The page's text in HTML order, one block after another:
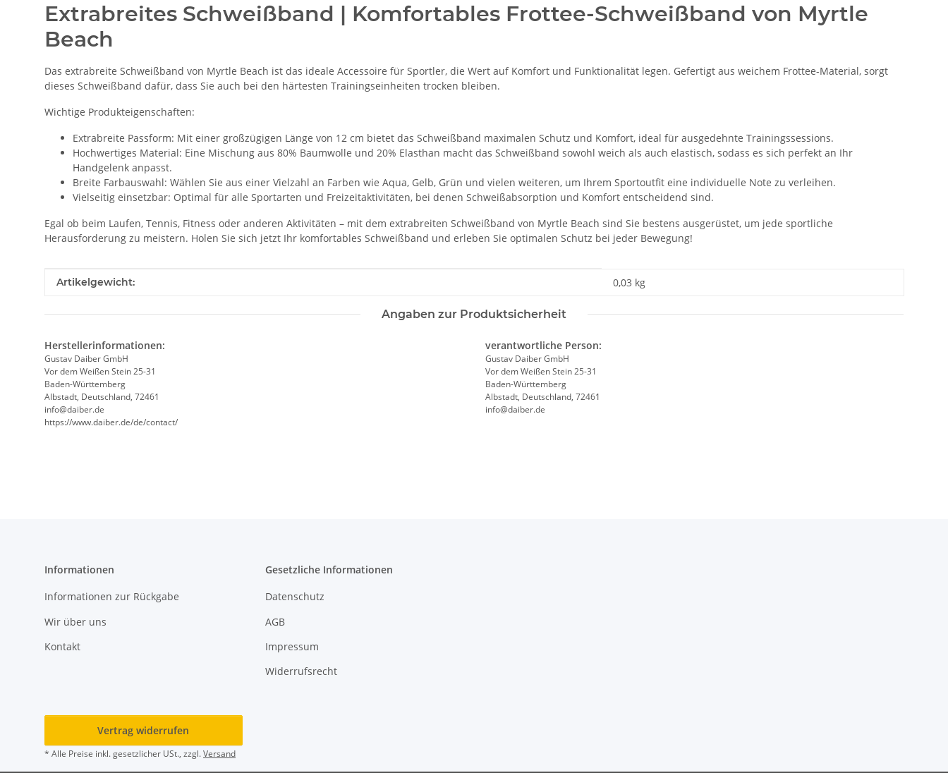
Extrabreites Schweißband | Komfortables Frottee-Schweißband von Myrtle
Beach
Das extrabreite Schweißband von Myrtle Beach ist das ideale Accessoire für Sportler, die Wert auf Komfort und Funktionalität legen. Gefertigt aus weichem Frottee-Material, sorgt
dieses Schweißband dafür, dass Sie auch bei den härtesten Trainingseinheiten trocken bleiben.
Wichtige Produkteigenschaften:
Extrabreite Passform: Mit einer großzügigen Länge von 12 cm bietet das Schweißband maximalen Schutz und Komfort, ideal für ausgedehnte Trainingssessions.
Hochwertiges Material: Eine Mischung aus 80% Baumwolle und 20% Elasthan macht das Schweißband sowohl weich als auch elastisch, sodass es sich perfekt an Ihr
Handgelenk anpasst.
Breite Farbauswahl: Wählen Sie aus einer Vielzahl an Farben wie Aqua, Gelb, Grün und vielen weiteren, um Ihrem Sportoutfit eine individuelle Note zu verleihen.
Vielseitig einsetzbar: Optimal für alle Sportarten und Freizeitaktivitäten, bei denen Schweißabsorption und Komfort entscheidend sind.
Egal ob beim Laufen, Tennis, Fitness oder anderen Aktivitäten – mit dem extrabreiten Schweißband von Myrtle Beach sind Sie bestens ausgerüstet, um jede sportliche
Herausforderung zu meistern. Holen Sie sich jetzt Ihr komfortables Schweißband und erleben Sie optimalen Schutz bei jeder Bewegung!
Produkteigenschaft
Wert
Artikelgewicht: 0,03 kg
Angaben zur Produktsicherheit
Herstellerinformationen:
Gustav Daiber GmbH
Vor dem Weißen Stein 25-31
Baden-Württemberg
Albstadt, Deutschland, 72461
info@daiber.de
https://www.daiber.de/de/contact/
verantwortliche Person:
Gustav Daiber GmbH
Vor dem Weißen Stein 25-31
Baden-Württemberg
Albstadt, Deutschland, 72461
info@daiber.de
Informationen
Informationen zur Rückgabe
Wir über uns
Kontakt
Gesetzliche Informationen
Datenschutz
AGB
Impressum
Widerrufsrecht
Vertrag widerrufen
* Alle Preise inkl. gesetzlicher USt., zzgl.Versand